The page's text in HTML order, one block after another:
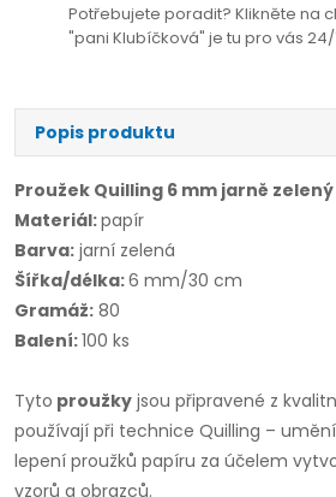
Potřebujete poradit? Klikněte na
"pani Klubíčková" je tu pro vás 24/
Popis produktu
Proužek Quilling 6 mm jarně zelený
Materiál:papír
Barva: jarní zelená
Šířka/délka:6 mm/30 cm
Gramáž: 80
Balení:100 ks
Tyto proužky jsou připravené z
používají při technice Quilling –
lepení proužků papíru za účelem
vzorů a obrazců.